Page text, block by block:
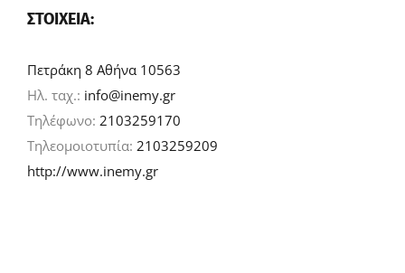
ΣΤΟΙΧΕΊΑ:
Πετράκη 8 Αθήνα 10563
Ηλ. ταχ.: info@inemy.gr
Τηλέφωνο: 2103259170
Τηλεομοιοτυπία: 2103259209
http://www.inemy.gr